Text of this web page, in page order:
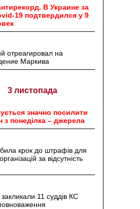
В Украине за
19 подтвердился у 9
отреагировал на
Маркива
3 листопада
значно посилити
з понеділка – джерела
крок до штрафів для
за відсутність
11 суддів КС